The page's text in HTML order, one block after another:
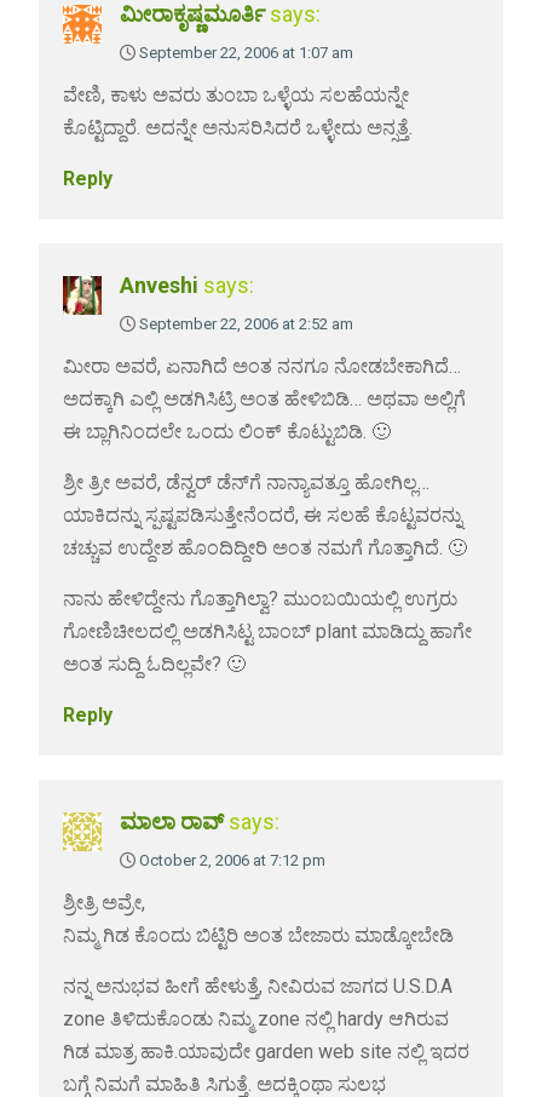
ಮೀರಾಕೃಷ್ಣಮೂರ್ತಿ says:
September 22, 2006 at 1:07 am
ವೇಣಿ, ಕಾಳು ಅವರು ತುಂಬಾ ಒಳ್ಳೆಯ ಸಲಹೆಯನ್ನೇ
ಕೊಟ್ಟಿದ್ದಾರೆ. ಅದನ್ನೇ ಅನುಸರಿಸಿದರೆ ಒಳ್ಳೇದು ಅನ್ಸತ್ತೆ.
Reply
Anveshi says:
September 22, 2006 at 2:52 am
ಮೀರಾ ಅವರೆ, ಏನಾಗಿದೆ ಅಂತ ನನಗೂ ನೋಡಬೇಕಾಗಿದೆ…
ಅದಕ್ಕಾಗಿ ಎಲ್ಲಿ ಅಡಗಿಸಿಟ್ರಿ ಅಂತ ಹೇಳಿಬಿಡಿ… ಅಥವಾ ಅಲ್ಲಿಗೆ
ಈ ಬ್ಲಾಗಿನಿಂದಲೇ ಒಂದು ಲಿಂಕ್ ಕೊಟ್ಟುಬಿಡಿ. 🙂
ಶ್ರೀ ತ್ರೀ ಅವರೆ, ಡೆನ್ವರ್ ಡೆನ್‌ಗೆ ನಾನ್ಯಾವತ್ತೂ ಹೋಗಿಲ್ಲ…
ಯಾಕಿದನ್ನು ಸ್ಪಷ್ಟಪಡಿಸುತ್ತೇನೆಂದರೆ, ಈ ಸಲಹೆ ಕೊಟ್ಟವರನ್ನು
ಚಚ್ಚುವ ಉದ್ದೇಶ ಹೊಂದಿದ್ದೀರಿ ಅಂತ ನಮಗೆ ಗೊತ್ತಾಗಿದೆ. 🙂
ನಾನು ಹೇಳಿದ್ದೇನು ಗೊತ್ತಾಗಿಲ್ವಾ? ಮುಂಬಯಿಯಲ್ಲಿ ಉಗ್ರರು
ಗೋಣಿಚೀಲದಲ್ಲಿ ಅಡಗಿಸಿಟ್ಟ ಬಾಂಬ್ plant ಮಾಡಿದ್ದು ಹಾಗೇ
ಅಂತ ಸುದ್ದಿ ಓದಿಲ್ಲವೇ? 🙂
Reply
ಮಾಲಾ ರಾವ್ says:
October 2, 2006 at 7:12 pm
ಶ್ರೀತ್ರಿ ಅವ್ರೇ,
ನಿಮ್ಮ ಗಿಡ ಕೊಂದು ಬಿಟ್ಟಿರಿ ಅಂತ ಬೇಜಾರು ಮಾಡ್ಕೋಬೇಡಿ
ನನ್ನ ಅನುಭವ ಹೀಗೆ ಹೇಳುತ್ತೆ, ನೀವಿರುವ ಜಾಗದ U.S.D.A
zone ತಿಳಿದುಕೊಂಡು ನಿಮ್ಮ zone ನಲ್ಲಿ hardy ಆಗಿರುವ
ಗಿಡ ಮಾತ್ರ ಹಾಕಿ.ಯಾವುದೇ garden web site ನಲ್ಲಿ ಇದರ
ಬಗ್ಗೆ ನಿಮಗೆ ಮಾಹಿತಿ ಸಿಗುತ್ತೆ. ಅದಕ್ಕಿಂಥಾ ಸುಲಭ